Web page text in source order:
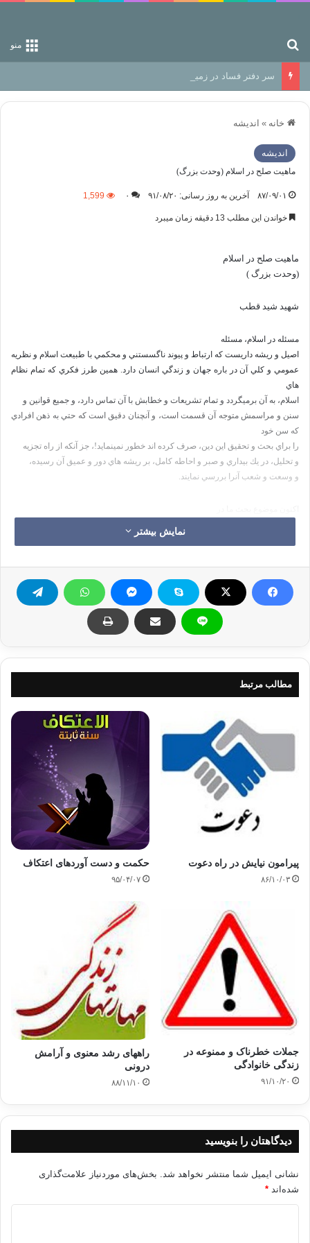
منو
سر دفتر فساد در زمین‌، دوری وکناره‌گیری از راه خداست‌!
خانه » اندیشه
اندیشه
ماهيت صلح در اسلام (وحدت بزرگ)
۸۷/۰۹/۰۱ آخرین به روز رسانی: ۹۱/۰۸/۲۰ ۰ 1,599
خواندن این مطلب 13 دقیقه زمان میبرد
ماهيت صلح در اسلام
(وحدت بزرگ )
شهید شید قطب
مسئله در اسلام، مسئله
اصيل و ريشه داريست كه ارتباط و پيوند ناگسستني و محكمي با طبيعت اسلام و نظريه
عمومي و كلي آن در باره جهان و زندگي انسان دارد. همين طرز فكري كه تمام نظام
هاي
اسلام، به آن برميگردد و تمام تشريعات و خطابش با آن تماس دارد، و جميع قوانين و
سنن و مراسمش متوجه آن قسمت است، و آنچنان دقيق است كه حتي به ذهن افرادي
كه سن خود
را براي بحث و تحقيق اين دين، صرف كرده اند خطور نمينمايد!، جز آنكه از راه تجزيه
و تحليل، در يك بيداري و صبر و احاطه كامل، بر ريشه هاي دور و عميق آن رسيده،
و وسعت و شعب آنرا بررسي نمايند.
اينجا، مسئله طرز فكر كلي اسلام، در باره جهان و زندگي و انسان نيست، همچنان كه
موضوعي از موضوعات مهم اسلام
بي نياز از اشاره به اين طرز فكر كلي و وسيع نيست، زيرا يك رابطه محكم و همبستگي
كاملي، بين اجزا و نظرات اسلام وجود دارد كه رشته اتصالش را با تمام افكار جزيي و
هيچگاه مشكلات زندگي انسان را به نحو پراكنده و جدا از هم علاج نميكند، و اينطور
هم نيست كه هر موضوعي را بدون در نظر گرفتن ارتباط با اصول ديگر، مورد توجه
دهد، بلكه روش اين دين، اين است كه همه مشكلات
و موضوعات را برگشت به يك نقطه مركزي داده، با روابط آشكار و يا بسيار كوچك؟
تمام آنها را با يك محور جامع و خاصي متصل كرده و در اطراف آن محور به گردش در
آورد، و از همين جاست كه از مسايل و موضوعات اين دين، يك وحدت كلي و جامعي
ميشود كه بازگشت همه آن مسايل و موضوعات، به آن وحدت خواهد بود. و آن مرجع
عبارت است از طرز فكر كلي اسلام، راجع به جهان و زندگي و انسان است.
طبيعت صلح در اسلام،
نحوه خاصي است كه بي نياز از اشاره به اين فكر كلي نيست، زيرا اين مسئله مستقيماً
از اين طرز فكر كلي سرچشمه ميگيرد، و به سوي آن نيز برميگردد.
پس ما، در اينجا قبل
از بحث از طبيعت صلح در اسلام ، اجمالا در باره آن بحث ميكنيم. چنانكه در كتاب
“عدالت اجتماعي در اسلام” قبل از گفتار از “طبيعت عدالت اجتماعي در
اسلام” به آن طرز فكر كلي اسلام اشاره كرديم.
اسلام عبارت است از:
دين همبستگي و وحدت و يگانگي بزرگ در اين جهان عظيم پهناور است: وحدت بين
تمام جزئيات
عالم از اتم گرفته تا بالاترين مراحل زندگي مرّكب و به هم آميخته، وحدت بين جميع
مفردات و انواع آن، از جمادات بيجان گرفته، تا جنبش افكار و ارواح، وحدت بين
توجهات و قصدهايش استجابت افلاك مرناموس طبيعي عالم، تا پذيرش ارواح مر
معارف و
دانش را!، وحدت بين تمام نيروهايش، از نيازمندي حسد به ضروريات و لوازم حياتي، تا
نداهاي روي به شوقها و علاقه ها و تمايلاتش…!
و سپس اسلام، بين تمام
نمایش بیشتر
مطالب مرتبط
پیرامون نیایش در راه دعوت
۸۶/۱۰/۰۳
حکمت و دست آوردهای اعتکاف
۹۵/۰۴/۰۷
جملات خطرناک و ممنوعه در
زندگی خانوادگی
۹۱/۱۰/۲۰
راههای رشد معنوی و آرامش
درونی
۸۸/۱۱/۱۰
دیدگاهتان را بنویسید
نشانی ایمیل شما منتشر نخواهد شد. بخش‌های موردنیاز علامت‌گذاری
شده‌اند *